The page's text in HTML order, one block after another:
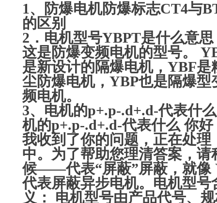
1、防爆电机防爆标志CT4与
的区别
2．电机型号YBPT是什么意思
这是防爆变频电机的型号。
是新设计的隔爆电机，YBF是
尘防爆电机，YBP也是隔爆型
频电机。
3、电机的p+.p-.d+.d-代表什
机的p+.p-.d+.d-代表什么 你好
我收到了你的问题，正在处理
中。为了帮助您理清答案，请
候——代表“屏蔽”屏蔽，就像
代表屏蔽异步电机。电机型号
义： 电机型号由产品代号、